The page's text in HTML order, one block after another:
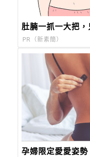
肚腩一抓一大把
PR（新素簡）
孕婦限定愛愛姿勢